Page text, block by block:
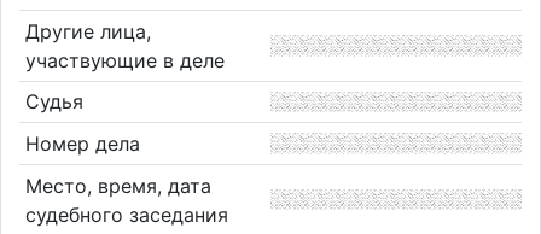
Другие лица,
участвующие в деле
Судья
Номер дела
Место, время, дата
судебного заседания